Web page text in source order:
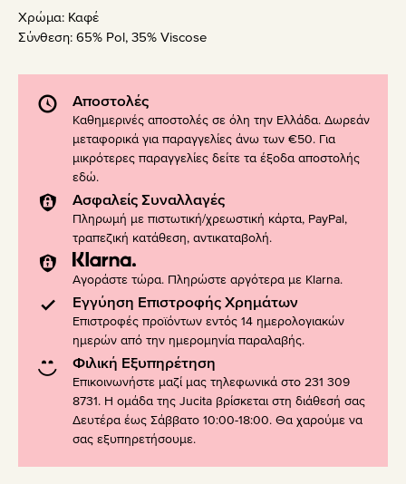
Χρώμα: Καφέ
Σύνθεση: 65% Pol, 35% Viscose
Αποστολές
Καθημερινές αποστολές σε όλη την Ελλάδα. Δωρεάν
μεταφορικά για παραγγελίες άνω των €50. Για
μικρότερες παραγγελίες δείτε τα έξοδα αποστολής
εδώ.
Ασφαλείς Συναλλαγές
Πληρωμή με πιστωτική/χρεωστική κάρτα, PayPal,
τραπεζική κατάθεση, αντικαταβολή.
Αγοράστε τώρα. Πληρώστε αργότερα με Klarna.
Εγγύηση Επιστροφής Χρημάτων
Επιστροφές προϊόντων εντός 14 ημερολογιακών
ημερών από την ημερομηνία παραλαβής.
Φιλική Εξυπηρέτηση
Επικοινωνήστε μαζί μας τηλεφωνικά στο 231 309
8731. Η ομάδα της Jucita βρίσκεται στη διάθεσή σας
Δευτέρα έως Σάββατο 10:00-18:00. Θα χαρούμε να
σας εξυπηρετήσουμε.